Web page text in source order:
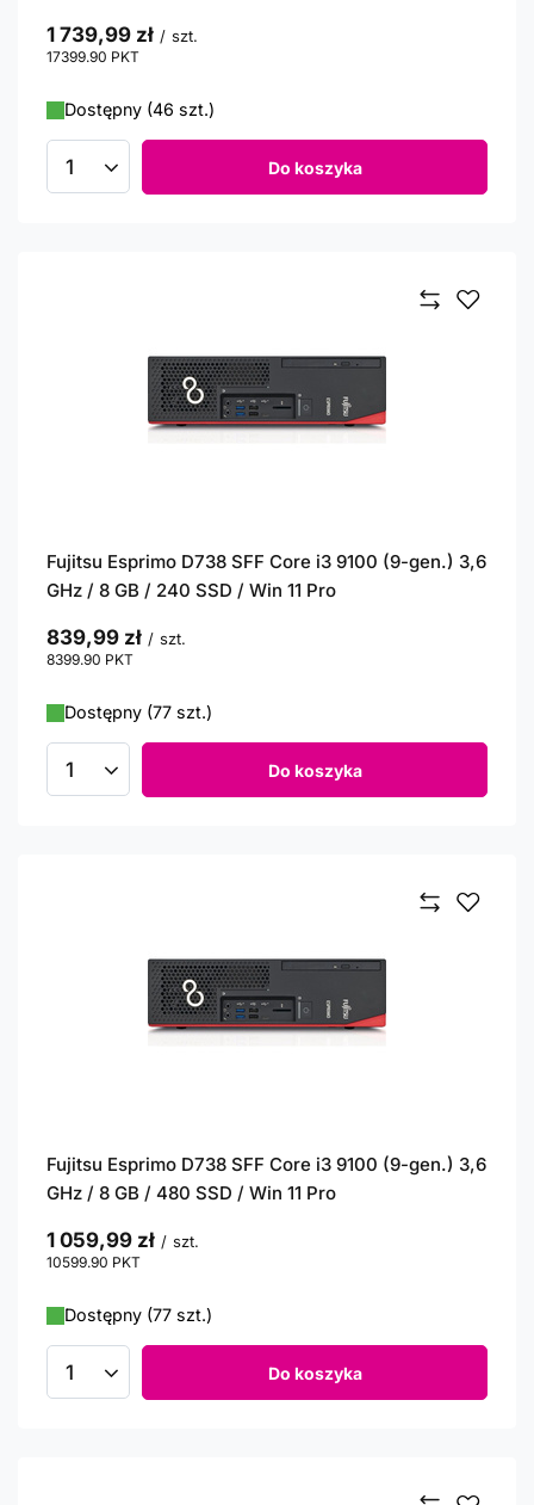
1 739,99 zł / szt.
17399.90 PKT
Dostępny (46 szt.)
Ilość produktów Do koszyka
Fujitsu Esprimo D738 SFF Core i3 9100 (9-gen.) 3,6
GHz / 8 GB / 240 SSD / Win 11 Pro
839,99 zł / szt.
8399.90 PKT
Dostępny (77 szt.)
Ilość produktów Do koszyka
Fujitsu Esprimo D738 SFF Core i3 9100 (9-gen.) 3,6
GHz / 8 GB / 480 SSD / Win 11 Pro
1 059,99 zł / szt.
10599.90 PKT
Dostępny (77 szt.)
Ilość produktów Do koszyka